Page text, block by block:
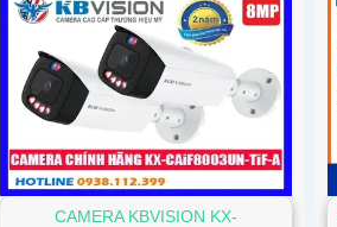
CAMERA KBVISION KX-